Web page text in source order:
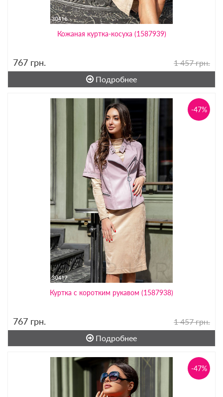
Кожаная куртка-косуха (1587939)
767 грн.
1 457 грн.
Подробнее
Куртка с коротким рукавом (1587938)
-47%
767 грн.
1 457 грн.
Подробнее
-47%